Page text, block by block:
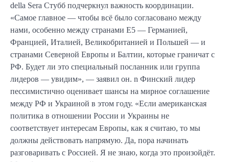
della Sera Стубб подчеркнул важность координации.
«Самое главное — чтобы всё было согласовано между
нами, особенно между странами E5 — Германией,
Францией, Италией, Великобританией и Польшей — и
странами Северной Европы и Балтии, которые граничат с
РФ. Будет ли это специальный посланник или группа
лидеров — увидим», — заявил он. n Финский лидер
пессимистично оценивает шансы на мирное соглашение
между РФ и Украиной в этом году. «Если американская
политика в отношении России и Украины не
соответствует интересам Европы, как я считаю, то мы
должны действовать напрямую. Да, пора начинать
разговаривать с Россией. Я не знаю, когда это произойдёт.